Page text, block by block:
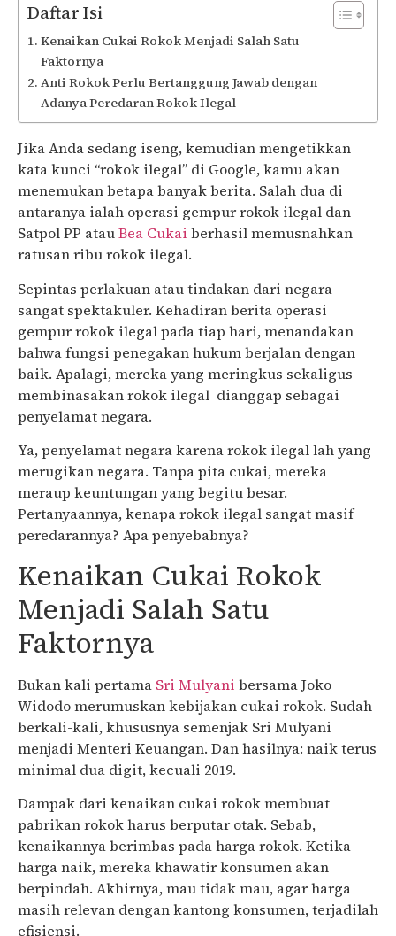
Daftar Isi
Kenaikan Cukai Rokok Menjadi Salah Satu
Faktornya
Anti Rokok Perlu Bertanggung Jawab dengan
Adanya Peredaran Rokok Ilegal
Jika Anda sedang iseng, kemudian mengetikkan
kata kunci “rokok ilegal” di Google, kamu akan
menemukan betapa banyak berita. Salah dua di
antaranya ialah operasi gempur rokok ilegal dan
Satpol PP atauBea Cukai berhasil memusnahkan
ratusan ribu rokok ilegal.
Sepintas perlakuan atau tindakan dari negara
sangat spektakuler. Kehadiran berita operasi
gempur rokok ilegal pada tiap hari, menandakan
bahwa fungsi penegakan hukum berjalan dengan
baik. Apalagi, mereka yang meringkus sekaligus
membinasakan rokok ilegal dianggap sebagai
penyelamat negara.
Ya, penyelamat negara karena rokok ilegal lah yang
merugikan negara. Tanpa pita cukai, mereka
meraup keuntungan yang begitu besar.
Pertanyaannya, kenapa rokok ilegal sangat masif
peredarannya? Apa penyebabnya?
Kenaikan Cukai Rokok
Menjadi Salah Satu
Faktornya
Bukan kali pertama Sri Mulyani bersama Joko
Widodo merumuskan kebijakan cukai rokok. Sudah
berkali-kali, khususnya semenjak Sri Mulyani
menjadi Menteri Keuangan. Dan hasilnya: naik terus
minimal dua digit, kecuali 2019.
Dampak dari kenaikan cukai rokok membuat
pabrikan rokok harus berputar otak. Sebab,
kenaikannya berimbas pada harga rokok. Ketika
harga naik, mereka khawatir konsumen akan
berpindah. Akhirnya, mau tidak mau, agar harga
masih relevan dengan kantong konsumen, terjadilah
efisiensi.